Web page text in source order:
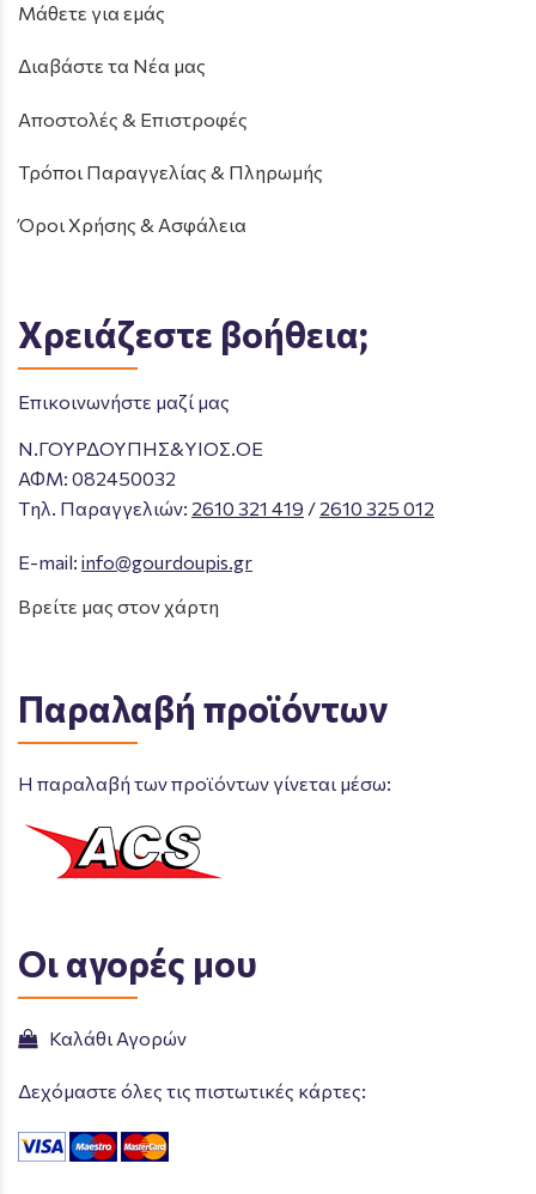
Μάθετε για εμάς
Διαβάστε τα Νέα μας
Αποστολές & Επιστροφές
Τρόποι Παραγγελίας & Πληρωμής
Όροι Χρήσης & Ασφάλεια
Χρειάζεστε βοήθεια;
Επικοινωνήστε μαζί μας
Ν.ΓΟΥΡΔΟΥΠΗΣ&ΥΙΟΣ.ΟΕ
ΑΦΜ: 082450032
Tηλ. Παραγγελιών: 2610 321 419 / 2610 325 012
E-mail: info@gourdoupis.gr
Βρείτε μας στον χάρτη
Παραλαβή προϊόντων
Η παραλαβή των προϊόντων γίνεται μέσω:
Οι αγορές μου
Καλάθι Αγορών
Δεχόμαστε όλες τις πιστωτικές κάρτες: